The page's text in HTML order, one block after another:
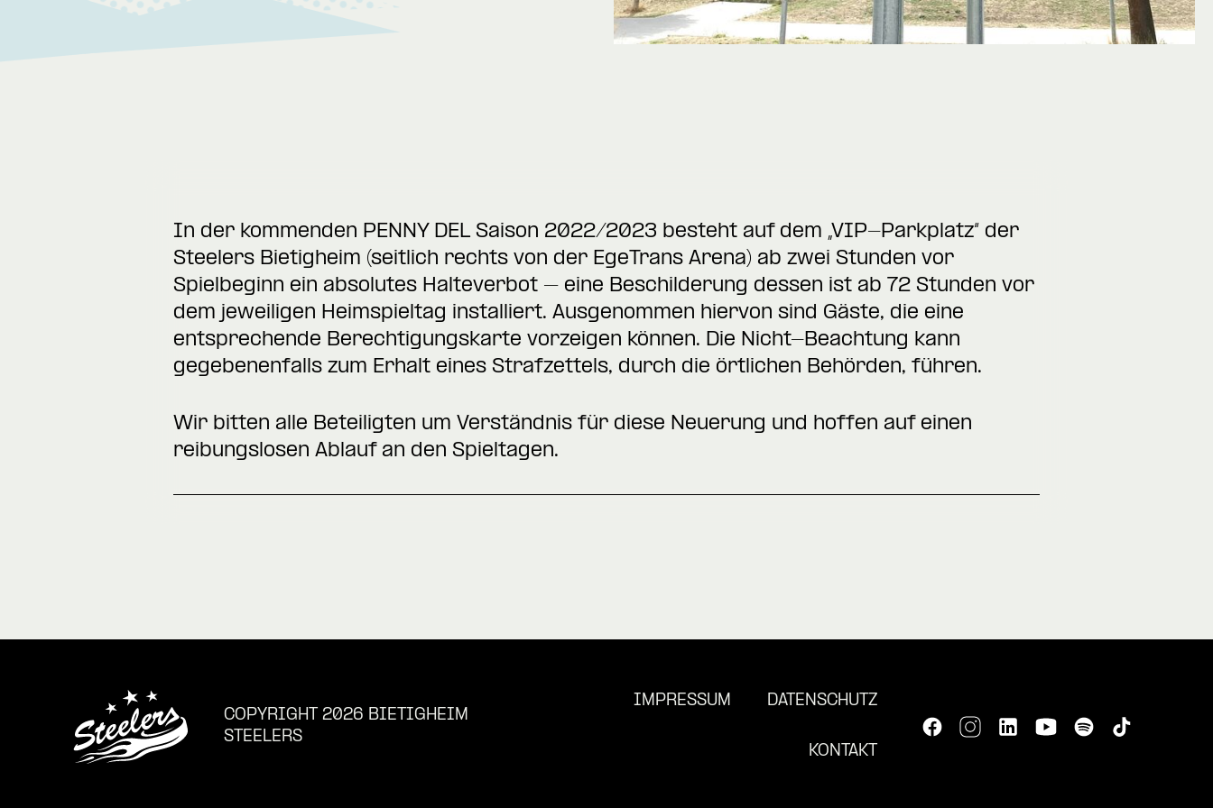
In der kommenden PENNY DEL Saison 2022/2023 besteht auf dem „VIP-Parkplatz“ der
Steelers Bietigheim (seitlich rechts von der EgeTrans Arena) ab zwei Stunden vor
Spielbeginn ein absolutes Halteverbot – eine Beschilderung dessen ist ab 72 Stunden vor
dem jeweiligen Heimspieltag installiert. Ausgenommen hiervon sind Gäste, die eine
entsprechende Berechtigungskarte vorzeigen können. Die Nicht-Beachtung kann
gegebenenfalls zum Erhalt eines Strafzettels, durch die örtlichen Behörden, führen.
Wir bitten alle Beteiligten um Verständnis für diese Neuerung und hoffen auf einen
reibungslosen Ablauf an den Spieltagen.
COPYRIGHT 2026 BIETIGHEIM
STEELERS
IMPRESSUM DATENSCHUTZ
KONTAKT